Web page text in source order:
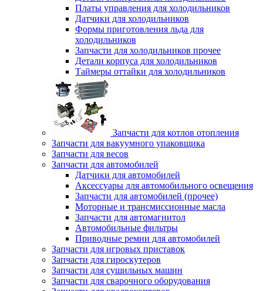
Платы управления для холодильников
Датчики для холодильников
Формы приготовления льда для
холодильников
Запчасти для холодильников прочее
Детали корпуса для холодильников
Таймеры оттайки для холодильников
Запчасти для котлов отопления
Запчасти для вакуумного упаковщика
Запчасти для весов
Запчасти для автомобилей
Датчики для автомобилей
Аксессуары для автомобильного освещения
Запчасти для автомобилей (прочее)
Моторные и трансмиссионные масла
Запчасти для автомагнитол
Автомобильные фильтры
Приводные ремни для автомобилей
Запчасти для игровых приставок
Запчасти для гироскутеров
Запчасти для сушильных машин
Запчасти для сварочного оборудования